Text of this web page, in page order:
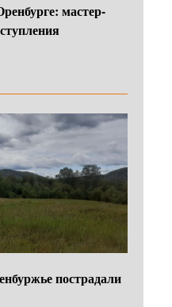
мастер-
пострадали